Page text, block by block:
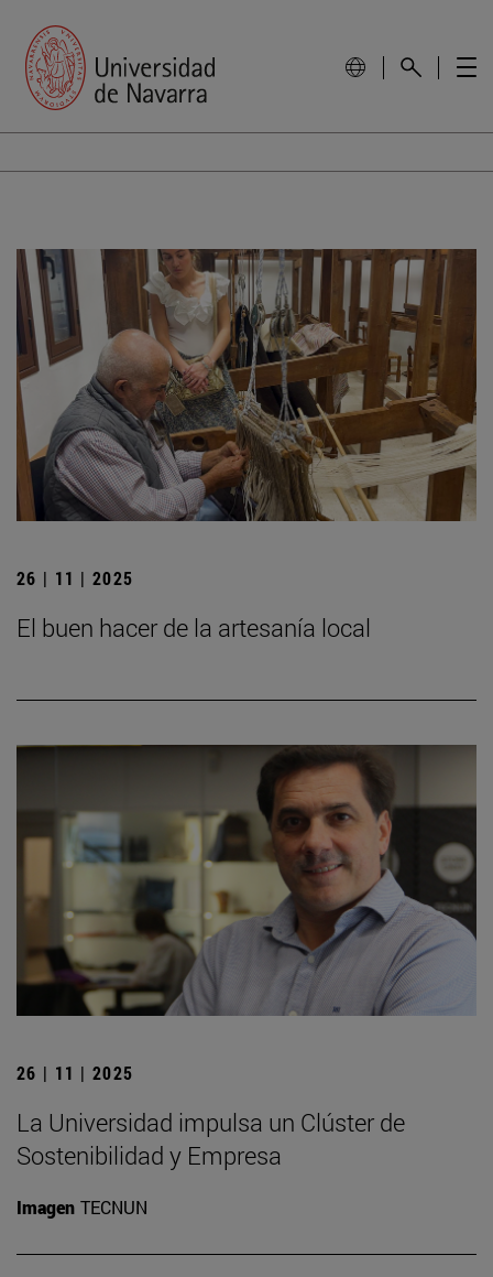
26 | 11 | 2025
El buen hacer de la artesanía local
26 | 11 | 2025
La Universidad impulsa un Clúster de
Sostenibilidad y Empresa
Imagen TECNUN